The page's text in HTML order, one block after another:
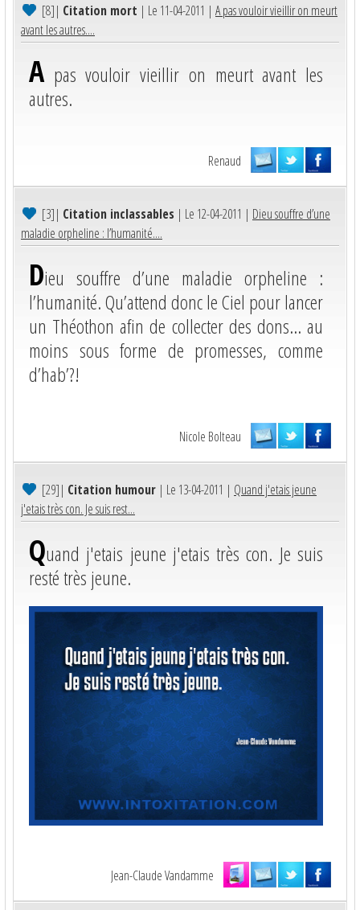
[8]| Citation mort | Le 11-04-2011 | A pas vouloir vieillir on meurt
avant les autres....
Apas vouloir vieillir on meurt avant les
autres.
Renaud
[3]| Citation inclassables | Le 12-04-2011 | Dieu souffre d’une
maladie orpheline : l’humanité....
Dieu souffre d’une maladie orpheline :
l’humanité. Qu’attend donc le Ciel pour lancer
un Théothon afin de collecter des dons… au
moins sous forme de promesses, comme
d’hab’?!
Nicole Bolteau
[29]| Citation humour | Le 13-04-2011 | Quand j'etais jeune
j'etais très con. Je suis rest...
Quand j'etais jeune j'etais très con. Je suis
resté très jeune.
Jean-Claude Vandamme